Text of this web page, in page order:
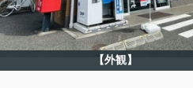
【外観】